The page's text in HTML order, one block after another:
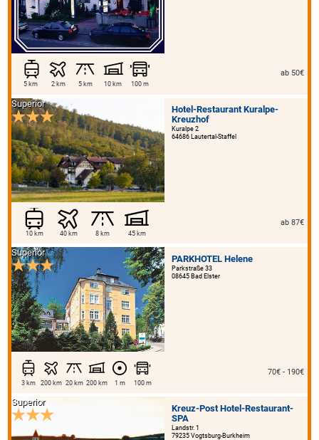
5 km 2 km 5 km 10 km 100 m
ab 50€
Hotel-Restaurant Kuralpe-
Kreuzhof
Kuralpe 2
64686 Lautertal-Staffel
Superior
10 km 40 km 8 km 45 km
ab 87€
PARKHOTEL Helene
Parkstraße 33
08645 Bad Elster
Superior
3 km 200 km 20 km 200 km 1 m 100 m
70€ - 190€
Kreuz-Post Hotel-Restaurant-
SPA
Landstr. 1
79235 Vogtsburg-Burkheim
Superior